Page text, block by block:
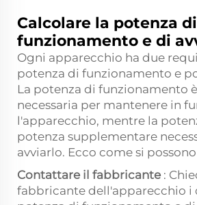
Calcolare la potenza di
funzionamento e di
Ogni apparecchio ha due
potenza di funzionamento e
La potenza di funzionamento
necessaria per mantenere in
l'apparecchio, mentre la
potenza supplementare
avviarlo. Ecco come si
Contattare il fabbricante :
fabbricante dell'apparecchio i